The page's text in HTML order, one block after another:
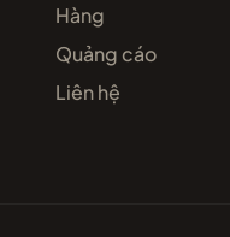
Hàng
Quảng cáo
Liên hệ